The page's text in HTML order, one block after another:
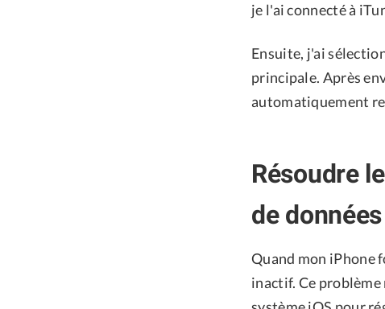
je l'ai connecté à
Ensuite, j'ai
principale. Après
automatiquement
Résoudre
de données
Quand mon iPhone
inactif. Ce